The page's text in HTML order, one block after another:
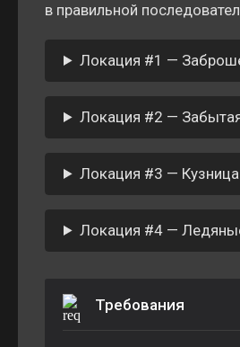
в правильной
Локация #1 —
Локация #2 —
Локация #3 — Кузница
Локация #4 —
Требования